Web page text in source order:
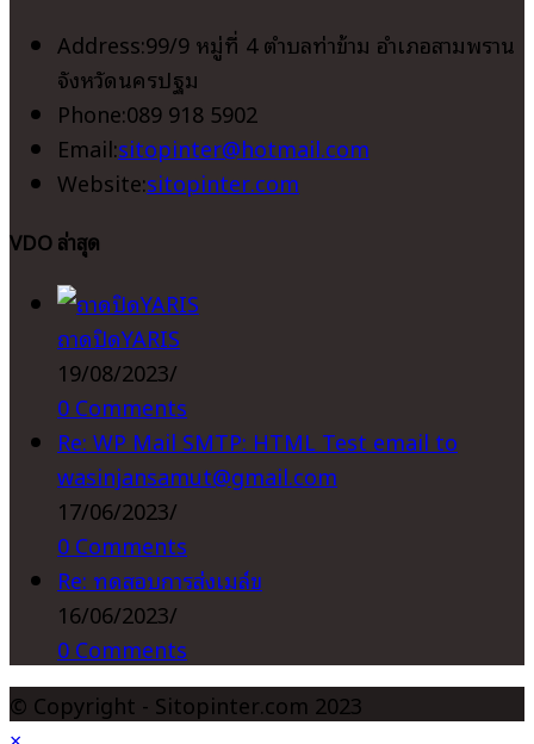
Address:99/9 หมู่ที่ 4 ตำบลท่าข้าม อำเภอสามพราน
จังหวัดนครปฐม
Phone:089 918 5902
Email:sitopinter@hotmail.com
Website:sitopinter.com
VDO ล่าสุด
ถาดปิดYARIS
19/08/2023/
0 Comments
Re: WP Mail SMTP: HTML Test email to
wasinjansamut@gmail.com
17/06/2023/
0 Comments
Re: ทดสอบการส่งเมล์ข
16/06/2023/
0 Comments
© Copyright - Sitopinter.com 2023